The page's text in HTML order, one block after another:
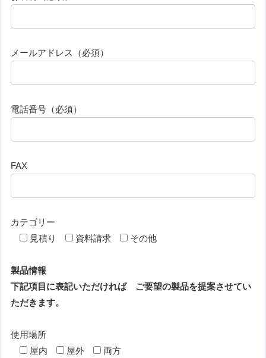
メールアドレス（必須）
電話番号（必須）
FAX
カテゴリー
見積り
資料請求 その他
製品情報
下記項目に表記いただければ ご要望の製品を提案させてい
ただきます。
使用場所
屋内
屋外 両方